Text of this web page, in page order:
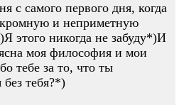
с самого первого дня, когда
и неприметную
этого никогда не забуду*)И
моя философия и мои
тебе за то, что ты
тебя?*)